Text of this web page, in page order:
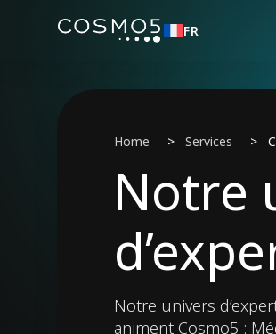
FR
Home > Services >
Notre
Notre univers
animent Cosmo5 :